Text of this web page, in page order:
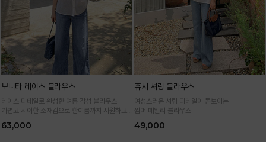
보니타 레이스 블라우스
레이스 디테일로 완성한 여름 감성 블라우스
가볍고 시어한 소재감으로 한여름까지 시원하고
63,000
쥬시 셔링 블라우스
여성스러운 셔링 디테일이 돋보이는
썸머 데일리 블라우스
49,000